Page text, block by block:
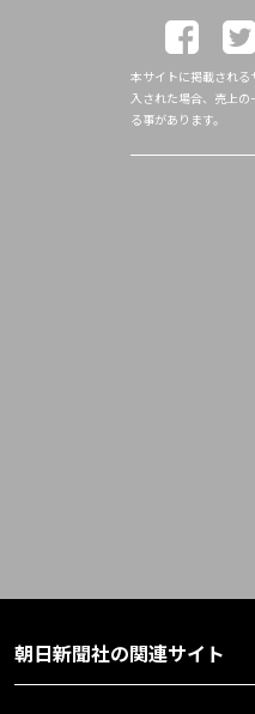
本サイトに掲載され
入された場合、売上
る事があります。
朝日新聞社の関連サイト